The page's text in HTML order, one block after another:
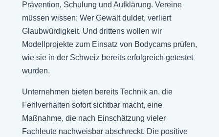
Prävention, Schulung und Aufklärung. Vereine
müssen wissen: Wer Gewalt duldet, verliert
Glaubwürdigkeit. Und drittens wollen wir
Modellprojekte zum Einsatz von Bodycams prüfen,
wie sie in der Schweiz bereits erfolgreich getestet
wurden.
Unternehmen bieten bereits Technik an, die
Fehlverhalten sofort sichtbar macht, eine
Maßnahme, die nach Einschätzung vieler
Fachleute nachweisbar abschreckt. Die positive